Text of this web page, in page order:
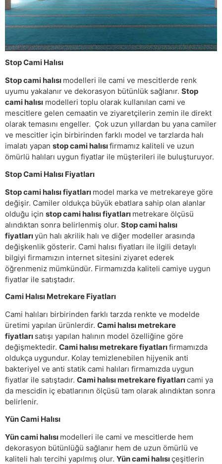
Stop Cami Halısı
Stop cami halısı modelleri ile cami ve mescitlerde renk
uyumu yakalanır ve dekorasyon bütünlük sağlanır. Stop
cami halısı modelleri toplu olarak kullanılan cami ve
mescitlere gelen cemaatin ve ziyaretçilerin zemin ile direkt
olarak temasını engeller. Çok uzun yıllardan bu yana camiler
ve mescitler için birbirinden farklı model ve tarzlarda halı
imalatı yapan stop cami halısıfirmamız kaliteli ve uzun
ömürlü halıları uygun fiyatlar ile müşterileri ile buluşturuyor.
Stop Cami Halısı Fiyatları
Stop cami halısı fiyatları model marka ve metrekareye göre
değişir. Camiler oldukça büyük ebatlara sahip olan alanlar
olduğu için stop cami halısı fiyatları metrekare ölçüsü
alındıktan sonra belirlenmiş olur. Stop cami halısı
fiyatlarıyün halı akrilik halı ve diğer modeller arasında
değişkenlik gösterir. Cami halısı fiyatları ile ilgili detaylı
bilgiyi firmamızın internet sitesini ziyaret ederek
öğrenmeniz mümkündür. Firmamızda kaliteli camiye uygun
fiyatlar ile satıştadır.
Cami Halısı Metrekare Fiyatları
Cami halıları birbirinden farklı tarzda renkte ve modelde
üretimi yapılan ürünlerdir. Cami halısı metrekare
fiyatları satışı yapılan halının model özelliğine göre
değişmektedir. Cami halısı metrekare fiyatlarıfirmamızda
oldukça uygundur. Kolay temizlenebilen hijyenik anti
bakteriyel ve anti statik cami halıları firmamızda uygun
fiyatlar ile satıştadır. Cami halısı metrekare fiyatlarıcami ya
da mescidin iç ebatlarının ölçüsü tam olarak alındıktan sonra
belirlenir.
Yün Cami Halısı
Yün cami halısı modelleri ile cami ve mescitlerde hem
dekorasyon bütünlüğü sağlanır hem de uzun ömürlü ve
kaliteli halı tercihi yapılmış olur. Yün cami halısıçeşitlerin